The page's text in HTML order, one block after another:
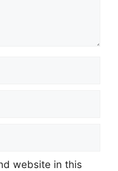
website in this